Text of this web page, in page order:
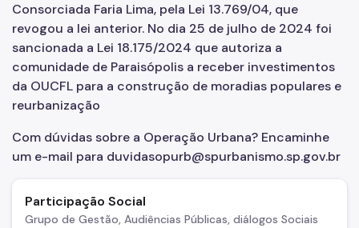
Planos de Intervenção Urbana (PIUs)
Requalificação de Espaços Públicos
Desenvolvimento Sustentável do Território
Biblioteca
Notícias
Canal de Denúncias
Consorciada Faria Lima, pela Lei 13.769/04, que
revogou a lei anterior. No dia 25 de julho de 2024 foi
sancionada a Lei 18.175/2024 que autoriza a
comunidade de Paraisópolis a receber investimentos
da OUCFL para a construção de moradias populares e
reurbanização
Com dúvidas sobre a Operação Urbana? Encaminhe
um e-mail para duvidasopurb@spurbanismo.sp.gov.br
Participação Social
Grupo de Gestão, Audiências Públicas, diálogos Sociais